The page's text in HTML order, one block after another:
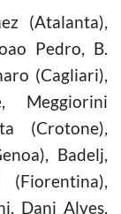
(Atalanta),
Pedro, B.
(Cagliari),
Meggiorini
(Crotone),
Badelj,
Dani Alves,